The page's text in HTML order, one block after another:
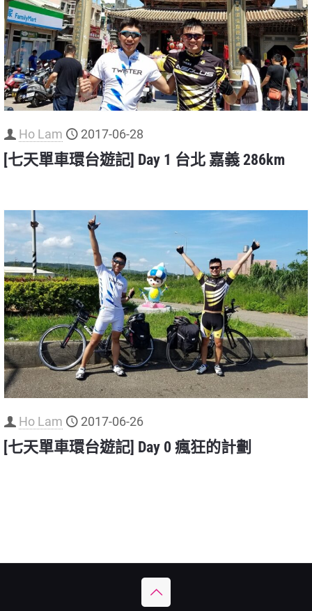
Ho Lam 2017-06-28
[七天單車環台遊記] Day 1 台北 嘉義 286km
Ho Lam 2017-06-26
[七天單車環台遊記] Day 0 瘋狂的計劃